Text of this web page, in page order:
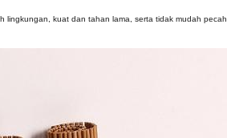
kuat dan tahan lama, serta tidak mudah pecah.